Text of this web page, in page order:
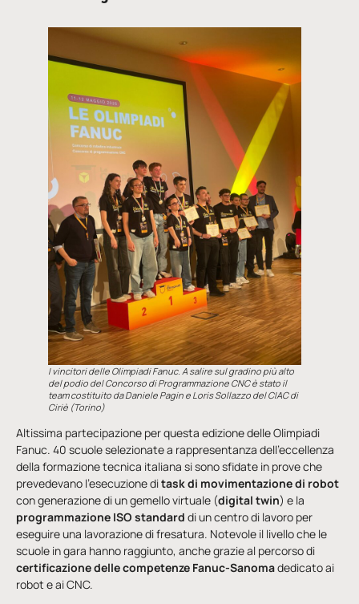
I vincitori delle Olimpiadi Fanuc. A salire sul gradino più alto
del podio del Concorso di Programmazione CNC è stato il
team costituito da Daniele Pagin e Loris Sollazzo del CIAC di
Ciriè (Torino)
Altissima partecipazione per questa edizione delle Olimpiadi
Fanuc. 40 scuole selezionate a rappresentanza dell’eccellenza
della formazione tecnica italiana si sono sfidate in prove che
prevedevano l’esecuzione ditask di movimentazione di robot
con generazione di un gemello virtuale (digital twin) e la
programmazione ISO standard di un centro di lavoro per
eseguire una lavorazione di fresatura. Notevole il livello che le
scuole in gara hanno raggiunto, anche grazie al percorso di
certificazione delle competenze Fanuc-Sanomadedicato ai
robot e ai CNC.